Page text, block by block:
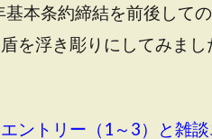
本条約締結を前後して
を浮き彫りにしてみまし
ントリー（1～3）と雑